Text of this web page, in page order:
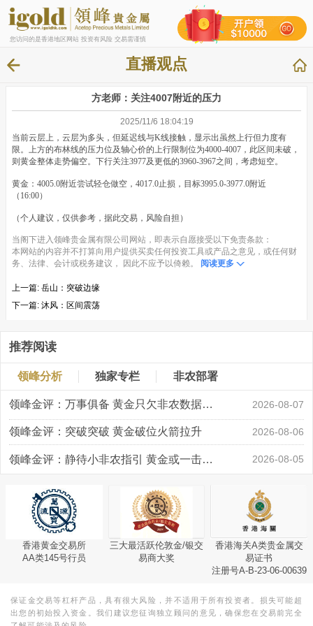
您访问的是香港地区网站 投资有风险 交易需谨慎
直播观点
方老师：关注4007附近的压力
2025/11/6 18:04:19
当前云层上，云层为多头，但延迟线与K线接触，显示出虽然上行但力度有
限。上方的布林线的压力位及轴心价的上行限制位为4000-4007，此区间未破，
则黄金整体走势偏空。下行关注3977及更低的3960-3967之间，考虑短空。
黄金：4005.0附近尝试轻仓做空，4017.0止损，目标3995.0-3977.0附近
（16:00）
（个人建议，仅供参考，据此交易，风险自担）
当阁下进入领峰贵金属有限公司网站，即表示自愿接受以下免责条款：
本网站的内容并不打算向用户提供买卖任何投资工具或产品之意见，或任何财
务、法律、会计或税务建议， 因此不应予以倚赖。
阅读更多
上一篇: 岳山：突破边缘
下一篇: 沐风：区间震荡
推荐阅读
领峰分析 独家专栏 非农部署
领峰金评：万事俱备 黄金只欠非农数据“东风” 2026-08-07
领峰金评：突破突破 黄金破位火箭拉升 2026-08-06
领峰金评：静待小非农指引 黄金或一击破局 2026-08-05
香港黄金交易所
AA类145号行员
三大最活跃伦敦金/银交
易商大奖
香港海关A类贵金属交
易证书
注册号A-B-23-06-00639
保证金交易等杠杆产品，具有很大风险，并不适用于所有投资者。损失可能超
出您的初始投入资金。我们建议您征询独立顾问的意见，确保您在交易前完全